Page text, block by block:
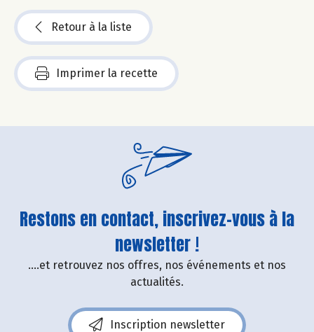
Retour à la liste
Imprimer la recette
Restons en contact, inscrivez-vous à la
newsletter !
....et retrouvez nos offres, nos événements et nos
actualités.
Inscription newsletter